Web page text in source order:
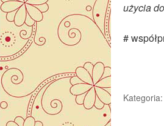
użycia
#
Kategoria: